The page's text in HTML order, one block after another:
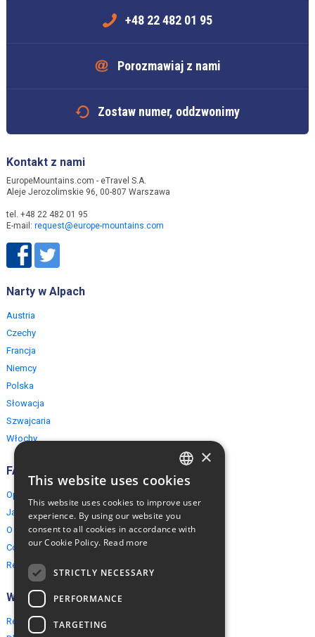
+48 22 482 01 95
Porozmawiaj z nami
Zostaw numer, oddzwonimy
Kontakt z nami
EuropeMountains.com - eTravel S.A.
Aleje Jerozolimskie 96, 00-807 Warszawa
tel. +48 22 482 01 95
E-mail: request@europe-mountains.com
Narty w Alpach
Austria
Czechy
Francja
Niemcy
Polska
Słowacja
Szwajcaria
Włochy
FAQ
Opinie naszych klientów
Jak rezerwować?
O EuropeMountains.com
Cookies, Prywatność, Bezpieczeństwo
Regulamin
Współpraca
Rezerwacja grupowa
ENGLISH
×
This website uses cookies
This website uses cookies to improve user
experience. By using our website you
consent to all cookies in accordance with
our Cookie Policy. Read more
STRICTLY NECESSARY
PERFORMANCE
TARGETING